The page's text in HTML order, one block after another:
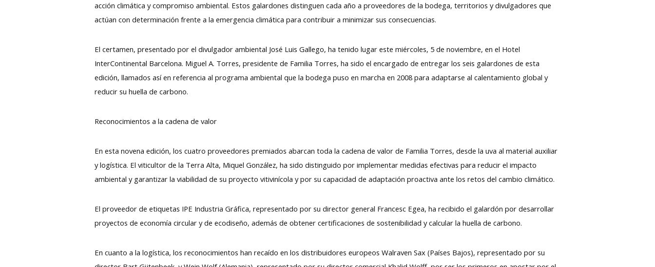
acción climática y compromiso ambiental. Estos galardones distinguen cada año a proveedores de la bodega, territorios y divulgadores que
actúan con determinación frente a la emergencia climática para contribuir a minimizar sus consecuencias.
El certamen, presentado por el divulgador ambiental José Luis Gallego, ha tenido lugar este miércoles, 5 de noviembre, en el Hotel
InterContinental Barcelona. Miguel A. Torres, presidente de Familia Torres, ha sido el encargado de entregar los seis galardones de esta
edición, llamados así en referencia al programa ambiental que la bodega puso en marcha en 2008 para adaptarse al calentamiento global y
reducir su huella de carbono.
Reconocimientos a la cadena de valor
En esta novena edición, los cuatro proveedores premiados abarcan toda la cadena de valor de Familia Torres, desde la uva al material auxiliar
y logística. El viticultor de la Terra Alta, Miquel González, ha sido distinguido por implementar medidas efectivas para reducir el impacto
ambiental y garantizar la viabilidad de su proyecto vitivinícola y por su capacidad de adaptación proactiva ante los retos del cambio climático.
El proveedor de etiquetas IPE Industria Gráfica, representado por su director general Francesc Egea, ha recibido el galardón por desarrollar
proyectos de economía circular y de ecodiseño, además de obtener certificaciones de sostenibilidad y calcular la huella de carbono.
En cuanto a la logística, los reconocimientos han recaído en los distribuidores europeos Walraven Sax (Países Bajos), representado por su